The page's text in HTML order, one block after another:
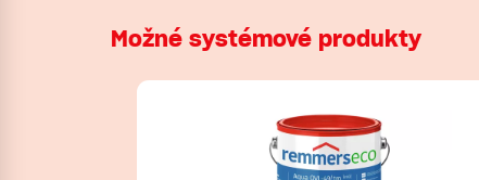
Možné systémové produkty